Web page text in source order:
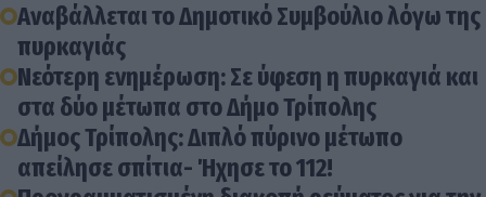
Αναβάλλεται το Δημοτικό Συμβούλιο λόγω της
πυρκαγιάς
Νεότερη ενημέρωση: Σε ύφεση η πυρκαγιά και
στα δύο μέτωπα στο Δήμο Τρίπολης
Δήμος Τρίπολης: Διπλό πύρινο μέτωπο
απείλησε σπίτια- Ήχησε το 112!